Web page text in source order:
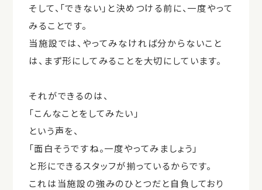
そして、「できない」と決めつける前に、一度やって
みることです。
当施設では、やってみなければ分からないこと
は、まず形にしてみることを大切にしています。
それができるのは、
「こんなことをしてみたい」
という声を、
「面白そうですね。一度やってみましょう」
と形にできるスタッフが揃っているからです。
これは当施設の強みのひとつだと自負しており